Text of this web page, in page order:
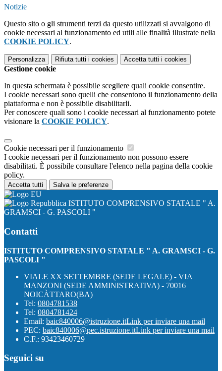
Notizie
Questo sito o gli strumenti terzi da questo utilizzati si avvalgono di
cookie necessari al funzionamento ed utili alle finalità illustrate nella
COOKIE POLICY.
Personalizza Rifiuta tutti i cookies Accetta tutti i cookies
Gestione cookie
In questa schermata è possibile scegliere quali cookie consentire.
I cookie necessari sono quelli che consentono il funzionamento della
piattaforma e non è possibile disabilitarli.
Per conoscere quali sono i cookie necessari al funzionamento potete
visionare la COOKIE POLICY.
Cookie necessari per il funzionamento
I cookie necessari per il funzionamento non possono essere
disabilitati. È possibile consultare l'elenco nella pagina della cookie
policy.
Accetta tutti Salva le preferenze
ISTITUTO COMPRENSIVO STATALE " A.
GRAMSCI - G. PASCOLI "
Contatti
ISTITUTO COMPRENSIVO STATALE " A. GRAMSCI - G.
PASCOLI "
VIALE XX SETTEMBRE (SEDE LEGALE) - VIA
MANZONI (SEDE AMMINISTRATIVA) - 70016
NOICÀTTARO(BA)
Tel: 0804781538
Tel: 0804781424
Email: baic840006@istruzione.itLink per inviare una mail
PEC: baic840006@pec.istruzione.itLink per inviare una mail
C.F.: 93423460729
Seguici su